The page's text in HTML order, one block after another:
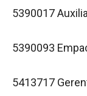
5390017
5390093
5413717